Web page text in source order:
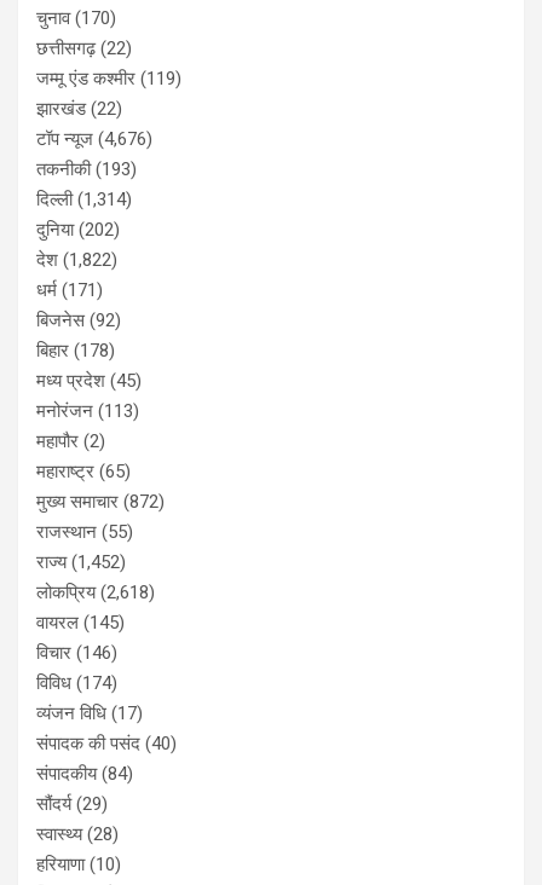
चुनाव(170)
छत्तीसगढ़(22)
जम्मू एंड कश्मीर (119)
झारखंड(22)
टॉप न्यूज (4,676)
तकनीकी(193)
दिल्ली(1,314)
दुनिया(202)
देश (1,822)
धर्म (171)
बिजनेस(92)
बिहार (178)
मध्य प्रदेश (45)
मनोरंजन (113)
महापौर (2)
महाराष्ट्र (65)
मुख्य समाचार (872)
राजस्थान (55)
राज्य(1,452)
लोकप्रिय(2,618)
वायरल (145)
विचार (146)
विविध (174)
व्यंजन विधि (17)
संपादक की पसंद (40)
संपादकीय(84)
सौंदर्य(29)
स्वास्थ्य(28)
हरियाणा(10)